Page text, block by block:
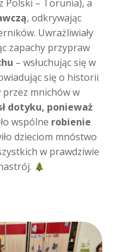
Polski – Torunia), a
, odkrywając
Uwrażliwiały
zapachy przypraw
– wsłuchując się w
się o historii
mnichów w
dotyku, ponieważ
wspólne robienie
dzieciom mnóstwo
w prawdziwie